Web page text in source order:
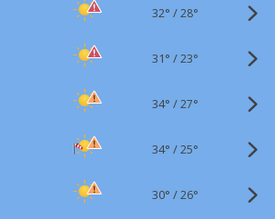
32° /28°
31° /23°
34° /27°
34° /25°
30° /26°